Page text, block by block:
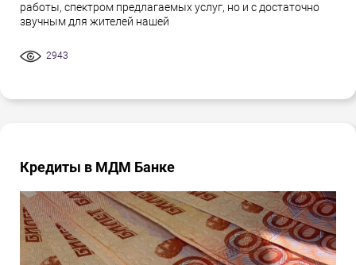
работы, спектром предлагаемых услуг, но и с достаточно
звучным для жителей нашей
2943
Кредиты в МДМ Банке